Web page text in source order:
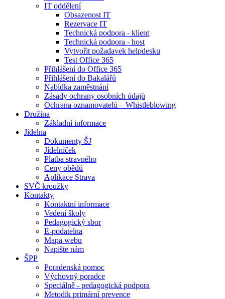
IT oddělení
Obsazenost IT
Rezervace IT
Technická podpora - klient
Technická podpora - host
Vytvořit požadavek helpdesku
Test Office 365
Přihlášení do Office 365
Přihlášení do Bakalářů
Nabídka zaměstnání
Zásady ochrany osobních údajů
Ochrana oznamovatelů – Whistleblowing
Družina
Základní informace
Jídelna
Dokumenty ŠJ
Jídelníček
Platba stravného
Ceny obědů
Aplikace Strava
SVČ kroužky
Kontakty
Kontaktní informace
Vedení školy
Pedagogický sbor
E-podatelna
Mapa webu
Napište nám
ŠPP
Poradenská pomoc
Výchovný poradce
Speciálně - pedagogická podpora
Metodik primární prevence